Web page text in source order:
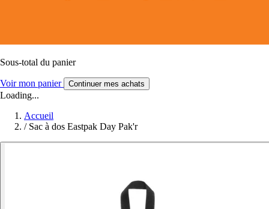
Sous-total du panier
Voir mon panier Continuer mes achats
Loading...
Accueil
/ Sac à dos Eastpak Day Pak'r